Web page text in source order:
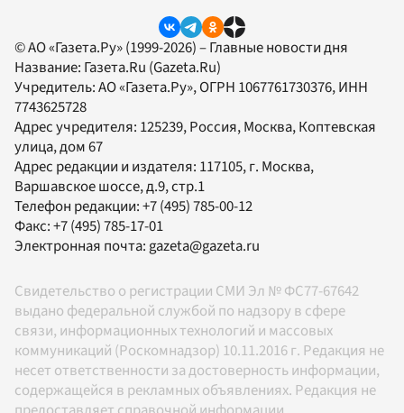
© АО «Газета.Ру» (1999-2026) – Главные новости дня
Название: Газета.Ru (Gazeta.Ru)
Учредитель:АО «Газета.Ру», ОГРН 1067761730376, ИНН
7743625728
Адрес учредителя: 125239, Россия, Москва, Коптевская
улица, дом 67
Адрес редакции и издателя: 117105, г. Москва,
Варшавское шоссе, д.9, стр.1
Телефон редакции:+7 (495) 785-00-12
Факс:+7 (495) 785-17-01
Электронная почта: gazeta@gazeta.ru
Свидетельство о регистрации СМИ Эл № ФС77-67642
выдано федеральной службой по надзору в сфере
связи, информационных технологий и массовых
коммуникаций (Роскомнадзор) 10.11.2016 г. Редакция не
несет ответственности за достоверность информации,
содержащейся в рекламных объявлениях. Редакция не